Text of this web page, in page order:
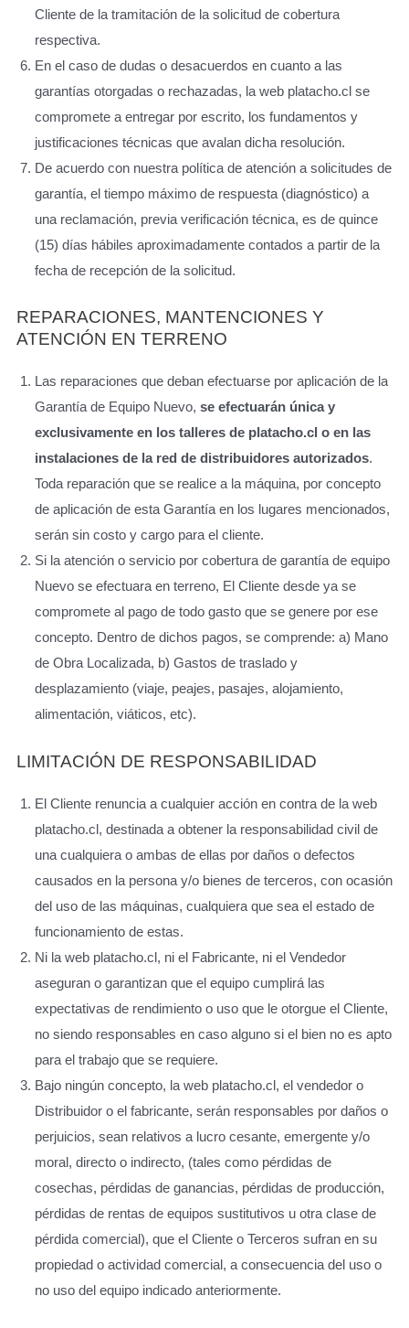
Cliente de la tramitación de la solicitud de cobertura
respectiva.
En el caso de dudas o desacuerdos en cuanto a las
garantías otorgadas o rechazadas, la web platacho.cl se
compromete a entregar por escrito, los fundamentos y
justificaciones técnicas que avalan dicha resolución.
De acuerdo con nuestra política de atención a solicitudes de
garantía, el tiempo máximo de respuesta (diagnóstico) a
una reclamación, previa verificación técnica, es de quince
(15) días hábiles aproximadamente contados a partir de la
fecha de recepción de la solicitud.
REPARACIONES, MANTENCIONES Y
ATENCIÓN EN TERRENO
Las reparaciones que deban efectuarse por aplicación de la
Garantía de Equipo Nuevo, se efectuarán única y
exclusivamente en los talleres de platacho.cl o en las
instalaciones de la red de distribuidores autorizados.
Toda reparación que se realice a la máquina, por concepto
de aplicación de esta Garantía en los lugares mencionados,
serán sin costo y cargo para el cliente.
Si la atención o servicio por cobertura de garantía de equipo
Nuevo se efectuara en terreno, El Cliente desde ya se
compromete al pago de todo gasto que se genere por ese
concepto. Dentro de dichos pagos, se comprende: a) Mano
de Obra Localizada, b) Gastos de traslado y
desplazamiento (viaje, peajes, pasajes, alojamiento,
alimentación, viáticos, etc).
LIMITACIÓN DE RESPONSABILIDAD
El Cliente renuncia a cualquier acción en contra de la web
platacho.cl, destinada a obtener la responsabilidad civil de
una cualquiera o ambas de ellas por daños o defectos
causados en la persona y/o bienes de terceros, con ocasión
del uso de las máquinas, cualquiera que sea el estado de
funcionamiento de estas.
Ni la web platacho.cl, ni el Fabricante, ni el Vendedor
aseguran o garantizan que el equipo cumplirá las
expectativas de rendimiento o uso que le otorgue el Cliente,
no siendo responsables en caso alguno si el bien no es apto
para el trabajo que se requiere.
Bajo ningún concepto, la web platacho.cl, el vendedor o
Distribuidor o el fabricante, serán responsables por daños o
perjuicios, sean relativos a lucro cesante, emergente y/o
moral, directo o indirecto, (tales como pérdidas de
cosechas, pérdidas de ganancias, pérdidas de producción,
pérdidas de rentas de equipos sustitutivos u otra clase de
pérdida comercial), que el Cliente o Terceros sufran en su
propiedad o actividad comercial, a consecuencia del uso o
no uso del equipo indicado anteriormente.